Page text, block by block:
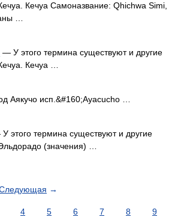
Кечуа Самоназвание: Qhichwa Simi,
…
— У этого термина существуют и другие
Кечуа …
Аякучо исп.&#160;Ayacucho …
этого термина существуют и другие
(значения) …
→
4 5 6 7 8
9